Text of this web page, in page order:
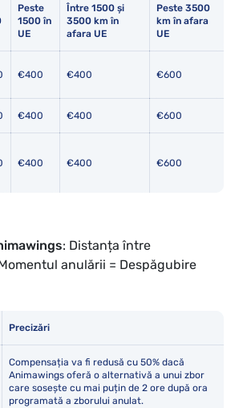
Peste
1500 în
UE
Între 1500 și
3500 km în
afara UE
Peste 3500
km în afara
UE
€400 €400 €600
€400 €400 €600
€400 €400 €600
: Distanța între
anulării = Despăgubire
Precizări
Compensația va fi redusă cu 50% dacă
Animawings oferă o alternativă a unui zbor
care sosește cu mai puțin de 2 ore după ora
programată a zborului anulat.